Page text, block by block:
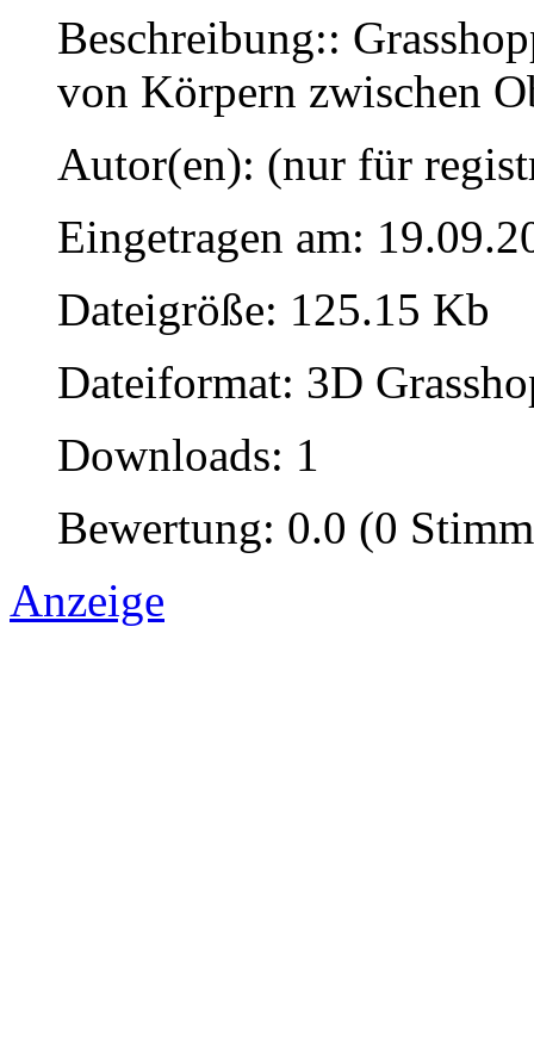
Beschreibung::
von Körpern zwischen
Autor(en): (nur für
Eingetragen am:
Dateigröße: 125.15 Kb
Dateiformat: 3D
Downloads: 1
Bewertung: 0.0 (0
Anzeige